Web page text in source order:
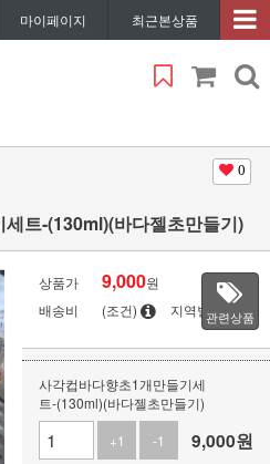
마이페이지 최근본상품
0
트-(130ml)(바다젤초만들기)
상품가 9,000원
배송비
(조건) 지역별관련상품
사각컵바다향초1개만들기세
트-(130ml)(바다젤초만들기)
+1
-1 9,000원